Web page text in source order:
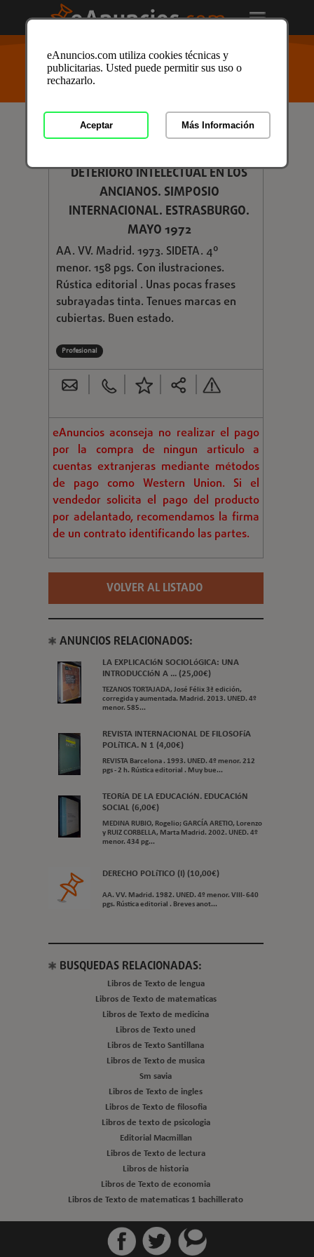
USTED ESTÁ AQUÍ>Anuncios clasificados/Formación
y Libros/Libros y Mas/Libros de Texto/Libros de
Texto en Granada/ Anuncio ID: 2930182
€ 5,00
DETERIORO INTELECTUAL EN LOS
ANCIANOS. SIMPOSIO
INTERNACIONAL. ESTRASBURGO.
MAYO 1972
AA. VV. Madrid. 1973. SIDETA. 4º
menor. 158 pgs. Con ilustraciones.
Rústica editorial . Unas pocas frases
subrayadas tinta. Tenues marcas en
cubiertas. Buen estado.
Profesional
eAnuncios aconseja no realizar el pago
por la compra de ningun articulo a
cuentas extranjeras mediante métodos
de pago como Western Union. Si el
vendedor solicita el pago del producto
por adelantado, recomendamos la firma
de un contrato identificando las partes.
VOLVER AL LISTADO
ANUNCIOS RELACIONADOS:
LA EXPLICACIóN SOCIOLóGICA: UNA
INTRODUCCIóN A ... (25,00€)
TEZANOS TORTAJADA, José Félix 3ª edición,
corregida y aumentada. Madrid. 2013. UNED. 4º
menor. 585...
REVISTA INTERNACIONAL DE FILOSOFíA
POLíTICA. N 1 (4,00€)
REVISTA Barcelona . 1993. UNED. 4º menor. 212
pgs - 2 h. Rústica editorial . Muy bue...
TEORíA DE LA EDUCACIóN. EDUCACIóN
SOCIAL (6,00€)
MEDINA RUBIO, Rogelio; GARCÍA ARETIO, Lorenzo
y RUIZ CORBELLA, Marta Madrid. 2002. UNED. 4º
menor. 434 pg...
DERECHO POLíTICO (I) (10,00€)
AA. VV. Madrid. 1982. UNED. 4º menor. VIII- 640
pgs. Rústica editorial . Breves anot...
BUSQUEDAS RELACIONADAS:
Libros de Texto de lengua
Libros de Texto de matematicas
Libros de Texto de medicina
Libros de Texto uned
Libros de Texto Santillana
Libros de Texto de musica
Sm savia
Libros de Texto de ingles
Libros de Texto de filosofia
Libros de texto de psicologia
Editorial Macmillan
Libros de Texto de lectura
Libros de historia
Libros de Texto de economia
Libros de Texto de matematicas 1 bachillerato
eAnuncios.com utiliza cookies técnicas y
publicitarias. Usted puede permitir sus uso o
rechazarlo.
Aceptar Más Información